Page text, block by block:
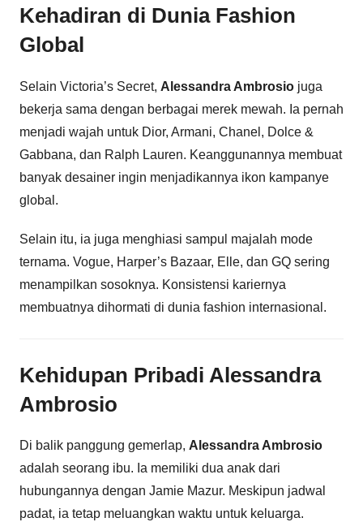
Kehadiran di Dunia Fashion
Global
Selain Victoria’s Secret, Alessandra Ambrosio juga
bekerja sama dengan berbagai merek mewah. Ia pernah
menjadi wajah untuk Dior, Armani, Chanel, Dolce &
Gabbana, dan Ralph Lauren. Keanggunannya membuat
banyak desainer ingin menjadikannya ikon kampanye
global.
Selain itu, ia juga menghiasi sampul majalah mode
ternama. Vogue, Harper’s Bazaar, Elle, dan GQ sering
menampilkan sosoknya. Konsistensi kariernya
membuatnya dihormati di dunia fashion internasional.
Kehidupan Pribadi Alessandra
Ambrosio
Di balik panggung gemerlap, Alessandra Ambrosio
adalah seorang ibu. Ia memiliki dua anak dari
hubungannya dengan Jamie Mazur. Meskipun jadwal
padat, ia tetap meluangkan waktu untuk keluarga.